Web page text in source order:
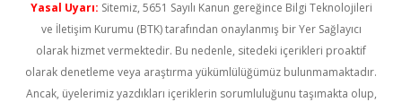
Yasal Uyarı: Sitemiz, 5651 Sayılı Kanun gereğince Bilgi Teknolojileri
ve İletişim Kurumu (BTK) tarafından onaylanmış bir Yer Sağlayıcı
olarak hizmet vermektedir. Bu nedenle, sitedeki içerikleri proaktif
olarak denetleme veya araştırma yükümlülüğümüz bulunmamaktadır.
Ancak, üyelerimiz yazdıkları içeriklerin sorumluluğunu taşımakta olup,